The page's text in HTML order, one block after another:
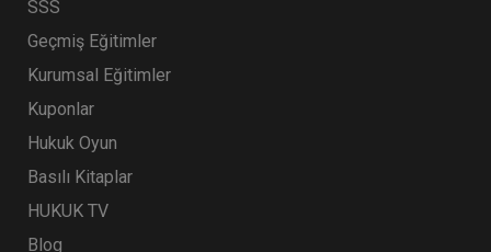
SSS
Geçmiş Eğitimler
Kurumsal Eğitimler
Kuponlar
Hukuk Oyun
Basılı Kitaplar
HUKUK TV
Blog